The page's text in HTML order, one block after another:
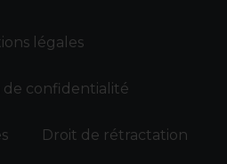
légales
de confidentialité
Droit de rétractation